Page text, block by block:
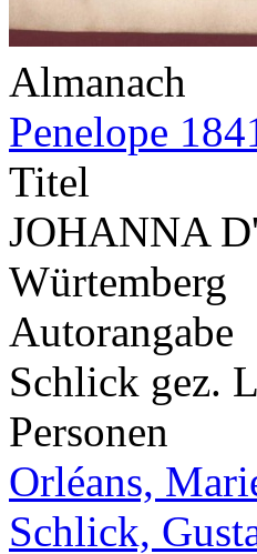
Almanach
Penelope
Titel
JOHANNA
Würtemberg
Autorangabe
Schlick gez.
Personen
Orléans,
Schlick,